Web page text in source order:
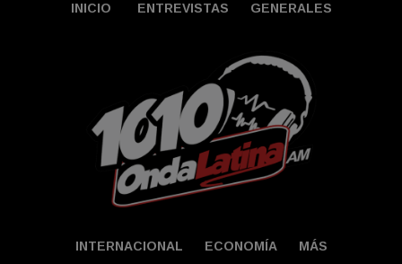
INICIO ENTREVISTAS GENERALES
INTERNACIONAL ECONOMÍA MÁS